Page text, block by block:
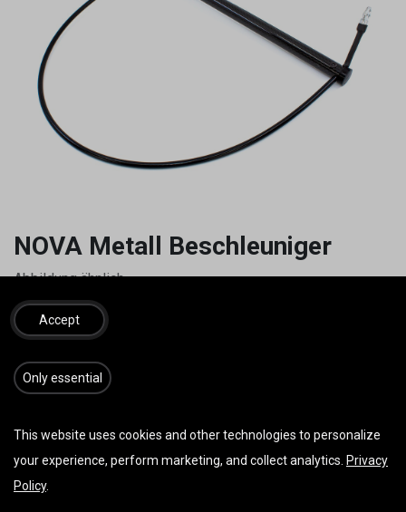
NOVA Metall Beschleuniger
Abbildung ähnlich.
9,60€ inkl. MwSt.
Auf die Wunschliste
Accept
​​​Only essential
This website uses cookies and other technologies to personalize
your experience, perform marketing, and collect analytics. Privacy
Policy.